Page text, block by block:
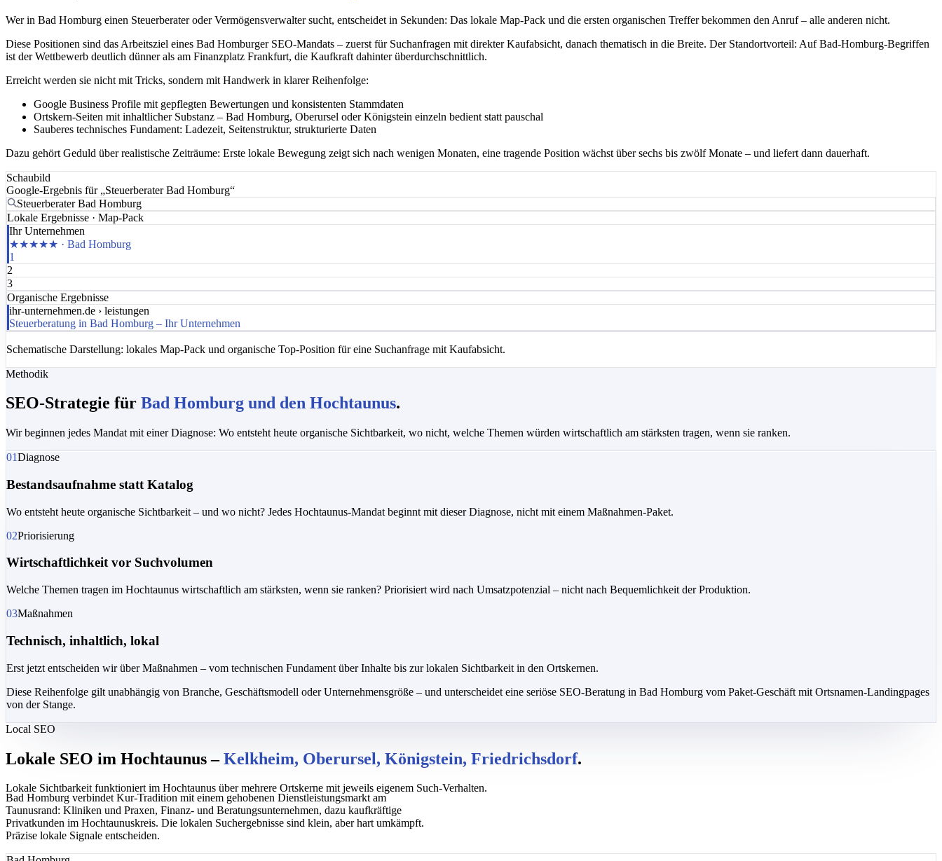
Wer in Bad Homburg einen Steuerberater oder Vermögensverwalter sucht, entscheidet in Sekunden: Das lokale Map-Pack und die ersten organischen Treffer bekommen den Anruf – alle anderen nicht.
Diese Positionen sind das Arbeitsziel eines Bad Homburger SEO-Mandats – zuerst für Suchanfragen mit direkter Kaufabsicht, danach thematisch in die Breite. Der Standortvorteil: Auf Bad-Homburg-Begriffen
ist der Wettbewerb deutlich dünner als am Finanzplatz Frankfurt, die Kaufkraft dahinter überdurchschnittlich.
Erreicht werden sie nicht mit Tricks, sondern mit Handwerk in klarer Reihenfolge:
Google Business Profile mit gepflegten Bewertungen und konsistenten Stammdaten
Ortskern-Seiten mit inhaltlicher Substanz – Bad Homburg, Oberursel oder Königstein einzeln bedient statt pauschal
Sauberes technisches Fundament: Ladezeit, Seitenstruktur, strukturierte Daten
Dazu gehört Geduld über realistische Zeiträume: Erste lokale Bewegung zeigt sich nach wenigen Monaten, eine tragende Position wächst über sechs bis zwölf Monate – und liefert dann dauerhaft.
Schaubild
Google-Ergebnis für „Steuerberater Bad Homburg“
Steuerberater Bad Homburg
Lokale Ergebnisse · Map-Pack
Ihr Unternehmen
★★★★★ · Bad Homburg
1
2
3
Organische Ergebnisse
ihr-unternehmen.de › leistungen
Steuerberatung in Bad Homburg – Ihr Unternehmen
Schematische Darstellung: lokales Map-Pack und organische Top-Position für eine Suchanfrage mit Kaufabsicht.
Methodik
SEO-Strategie für Bad Homburg und den Hochtaunus.
Wir beginnen jedes Mandat mit einer Diagnose: Wo entsteht heute organische Sichtbarkeit, wo nicht, welche Themen würden wirtschaftlich am stärksten tragen, wenn sie ranken.
01Diagnose
Bestandsaufnahme statt Katalog
Wo entsteht heute organische Sichtbarkeit – und wo nicht? Jedes Hochtaunus-Mandat beginnt mit dieser Diagnose, nicht mit einem Maßnahmen-Paket.
02Priorisierung
Wirtschaftlichkeit vor Suchvolumen
Welche Themen tragen im Hochtaunus wirtschaftlich am stärksten, wenn sie ranken? Priorisiert wird nach Umsatzpotenzial – nicht nach Bequemlichkeit der Produktion.
03Maßnahmen
Technisch, inhaltlich, lokal
Erst jetzt entscheiden wir über Maßnahmen – vom technischen Fundament über Inhalte bis zur lokalen Sichtbarkeit in den Ortskernen.
Diese Reihenfolge gilt unabhängig von Branche, Geschäftsmodell oder Unternehmensgröße – und unterscheidet eine seriöse SEO-Beratung in Bad Homburg vom Paket-Geschäft mit Ortsnamen-Landingpages
von der Stange.
Local SEO
Lokale SEO im Hochtaunus –Kelkheim, Oberursel, Königstein, Friedrichsdorf.
Lokale Sichtbarkeit funktioniert im Hochtaunus über mehrere Ortskerne mit jeweils eigenem Such-Verhalten.
Bad Homburg verbindet Kur-Tradition mit einem gehobenen Dienstleistungsmarkt am
Taunusrand: Kliniken und Praxen, Finanz- und Beratungsunternehmen, dazu kaufkräftige
Privatkunden im Hochtaunuskreis. Die lokalen Suchergebnisse sind klein, aber hart umkämpft.
Präzise lokale Signale entscheiden.